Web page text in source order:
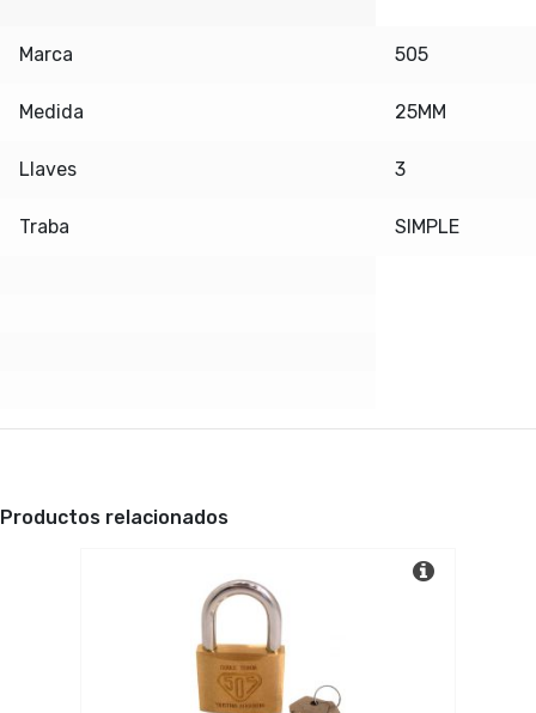
Marca 505
Medida 25MM
Llaves 3
Traba SIMPLE
Productos relacionados